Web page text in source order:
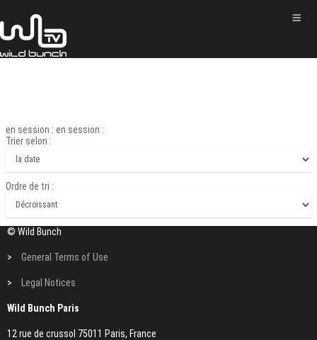
en session : en session :
Trier selon :
Ordre de tri :
© Wild Bunch
> General Terms of Use
> Legal Notices
Wild Bunch Paris
12 rue de crussol 75011 Paris, France